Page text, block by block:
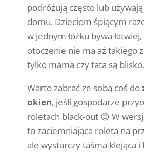
podróżują często lub
domu. Dzieciom śpiącym
w jednym łóżku bywa
otoczenie nie ma aż takiego
tylko mama czy tata są blisko.
Warto zabrać ze sobą coś do
okien, jeśli gospodarze
roletach black-out 😉 W
to zaciemniająca roleta na
ale wystarczy taśma klejąca i